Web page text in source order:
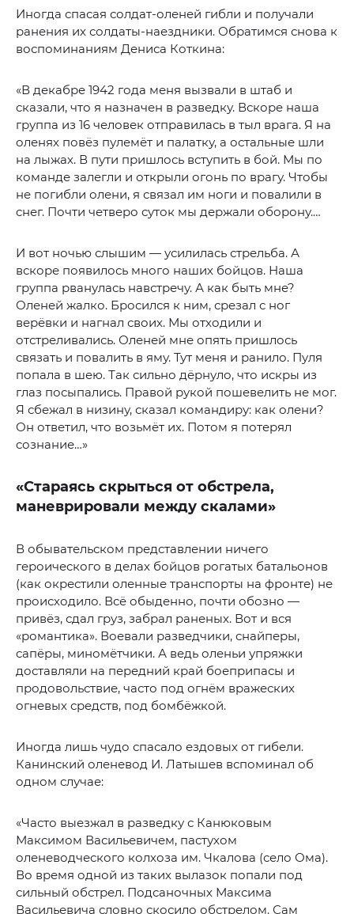
Иногда спасая солдат-оленей гибли и получали
ранения их солдаты-наездники. Обратимся снова к
воспоминаниям Дениса Коткина:
«В декабре 1942 года меня вызвали в штаб и
сказали, что я назначен в разведку. Вскоре наша
группа из 16 человек отправилась в тыл врага. Я на
оленях повёз пулемёт и палатку, а остальные шли
на лыжах. В пути пришлось вступить в бой. Мы по
команде залегли и открыли огонь по врагу. Чтобы
не погибли олени, я связал им ноги и повалили в
снег. Почти четверо суток мы держали оборону.…
И вот ночью слышим — усилилась стрельба. А
вскоре появилось много наших бойцов. Наша
группа рванулась навстречу. А как быть мне?
Оленей жалко. Бросился к ним, срезал с ног
верёвки и нагнал своих. Мы отходили и
отстреливались. Оленей мне опять пришлось
связать и повалить в яму. Тут меня и ранило. Пуля
попала в шею. Так сильно дёрнуло, что искры из
глаз посыпались. Правой рукой пошевелить не мог.
Я сбежал в низину, сказал командиру: как олени?
Он ответил, что возьмёт их. Потом я потерял
сознание…»
«Стараясь скрыться от обстрела,
маневрировали между скалами»
В обывательском представлении ничего
героического в делах бойцов рогатых батальонов
(как окрестили оленные транспорты на фронте) не
происходило. Всё обыденно, почти обозно —
привёз, сдал груз, забрал раненых. Вот и вся
«романтика». Воевали разведчики, снайперы,
сапёры, миномётчики. А ведь оленьи упряжки
доставляли на передний край боеприпасы и
продовольствие, часто под огнём вражеских
огневых средств, под бомбёжкой.
Иногда лишь чудо спасало ездовых от гибели.
Канинский оленевод И. Латышев вспоминал об
одном случае:
«Часто выезжал в разведку с Канюковым
Максимом Васильевичем, пастухом
оленеводческого колхоза им. Чкалова (село Ома).
Во время одной из таких вылазок попали под
сильный обстрел. Подсаночных Максима
Васильевича словно скосило обстрелом. Сам